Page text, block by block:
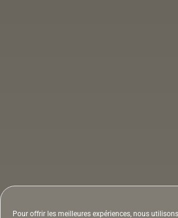
Pour offrir les meilleures expériences, nous